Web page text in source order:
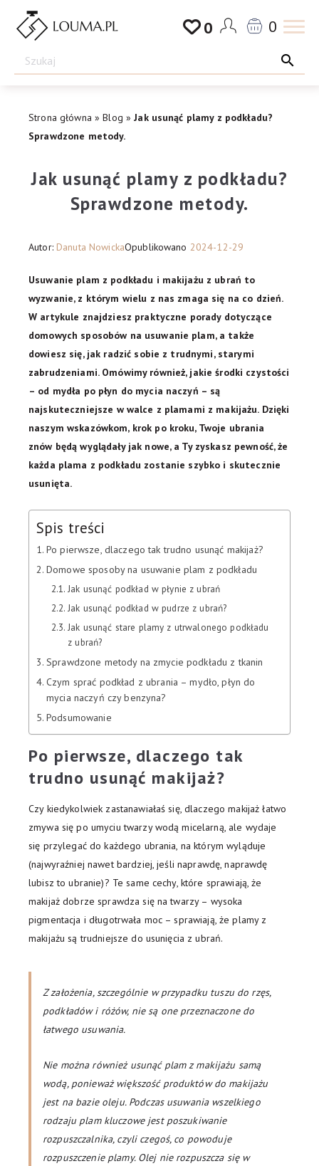
Przejdź
Drogeria
Louma.pl
0 0
Strona główna »Blog »Jak usunąć plamy z podkładu?
Sprawdzone metody.
Jak usunąć plamy z podkładu?
Sprawdzone metody.
Autor: Danuta NowickaOpublikowano 2024-12-29
Usuwanie plam z podkładu i makijażu z ubrań to
wyzwanie, z którym wielu z nas zmaga się na co dzień.
W artykule znajdziesz praktyczne porady dotyczące
domowych sposobów na usuwanie plam, a także
dowiesz się, jak radzić sobie z trudnymi, starymi
zabrudzeniami. Omówimy również, jakie środki czystości
– od mydła po płyn do mycia naczyń – są
najskuteczniejsze w walce z plamami z makijażu. Dzięki
naszym wskazówkom, krok po kroku, Twoje ubrania
znów będą wyglądały jak nowe, a Ty zyskasz pewność, że
każda plama z podkładu zostanie szybko i skutecznie
usunięta.
Spis treści
Po pierwsze, dlaczego tak trudno usunąć makijaż?
Domowe sposoby na usuwanie plam z podkładu
Jak usunąć podkład w płynie z ubrań
Jak usunąć podkład w pudrze z ubrań?
Jak usunąć stare plamy z utrwalonego podkładu
z ubrań?
Sprawdzone metody na zmycie podkładu z tkanin
Czym sprać podkład z ubrania – mydło, płyn do
mycia naczyń czy benzyna?
Podsumowanie
Po pierwsze, dlaczego tak
trudno usunąć makijaż?
Czy kiedykolwiek zastanawiałaś się, dlaczego makijaż łatwo
zmywa się po umyciu twarzy wodą micelarną, ale wydaje
się przylegać do każdego ubrania, na którym wyląduje
(najwyraźniej nawet bardziej, jeśli naprawdę, naprawdę
lubisz to ubranie)? Te same cechy, które sprawiają, że
makijaż dobrze sprawdza się na twarzy – wysoka
pigmentacja i długotrwała moc – sprawiają, że plamy z
makijażu są trudniejsze do usunięcia z ubrań.
Z założenia, szczególnie w przypadku tuszu do rzęs,
podkładów i różów, nie są one przeznaczone do
łatwego usuwania.
Nie można również usunąć plam z makijażu samą
wodą, ponieważ większość produktów do makijażu
jest na bazie oleju. Podczas usuwania wszelkiego
rodzaju plam kluczowe jest poszukiwanie
rozpuszczalnika, czyli czegoś, co powoduje
rozpuszczenie plamy. Olej nie rozpuszcza się w